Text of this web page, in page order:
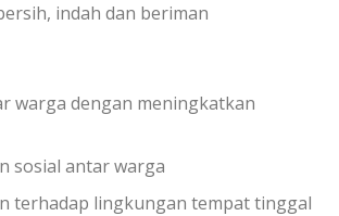
indah dan beriman
warga dengan meningkatkan
sosial antar warga
terhadap lingkungan tempat tinggal